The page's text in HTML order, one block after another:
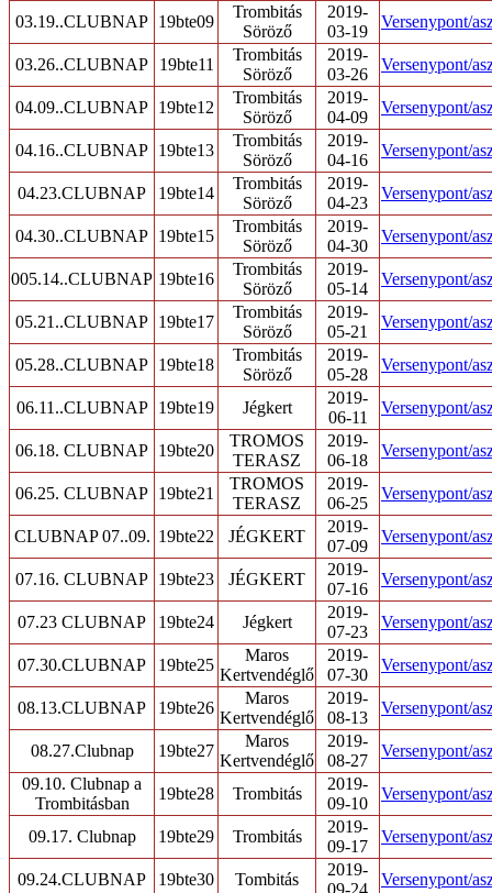
03.19..CLUBNAP 19bte09
Trombitás
Söröző
2019-
03-19
Versenypont/
03.26..CLUBNAP 19bte11
Trombitás
Söröző
2019-
03-26
Versenypont/
04.09..CLUBNAP 19bte12
Trombitás
Söröző
2019-
04-09
Versenypont/
04.16..CLUBNAP 19bte13
Trombitás
Söröző
2019-
04-16
Versenypont/
04.23.CLUBNAP 19bte14
Trombitás
Söröző
2019-
04-23
Versenypont/
04.30..CLUBNAP 19bte15
Trombitás
Söröző
2019-
04-30
Versenypont/
005.14..CLUBNAP 19bte16
Trombitás
Söröző
2019-
05-14
Versenypont/
05.21..CLUBNAP 19bte17
Trombitás
Söröző
2019-
05-21
Versenypont/
05.28..CLUBNAP 19bte18
Trombitás
Söröző
2019-
05-28
Versenypont/
06.11..CLUBNAP 19bte19 Jégkert
2019-
06-11
Versenypont/
06.18. CLUBNAP 19bte20
TROMOS
TERASZ
2019-
06-18
Versenypont/
06.25. CLUBNAP 19bte21
TROMOS
TERASZ
2019-
06-25
Versenypont/
CLUBNAP 07..09. 19bte22 JÉGKERT
2019-
07-09
Versenypont/
07.16. CLUBNAP 19bte23 JÉGKERT
2019-
07-16
Versenypont/
07.23 CLUBNAP 19bte24 Jégkert
2019-
07-23
Versenypont/
07.30.CLUBNAP 19bte25
Maros
Kertvendéglő
2019-
07-30
Versenypont/
08.13.CLUBNAP 19bte26
Maros
Kertvendéglő
2019-
08-13
Versenypont/
08.27.Clubnap 19bte27
Maros
Kertvendéglő
2019-
08-27
Versenypont/
09.10. Clubnap a
Trombitásban
19bte28 Trombitás
2019-
09-10
Versenypont/
09.17. Clubnap 19bte29 Trombitás
2019-
09-17
Versenypont/
09.24.CLUBNAP 19bte30 Tombitás
2019-
09-24
Versenypont/